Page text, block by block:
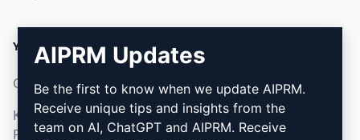
YASAL
Gizlilik Politikası (en)
Kabul Edilebilir Kullanım
Politikası (en)
Nasıl kurulur
Google Chrome (en)
AIPRM Updates
Be the first to know when we update AIPRM.
Receive unique tips and insights from the
team on AI, ChatGPT and AIPRM. Receive